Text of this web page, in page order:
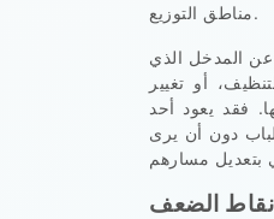
مناطق التوزيع.
المدخل الذي
أو تغيير
فقد يعود أحد
دون أن يرى
الضعف